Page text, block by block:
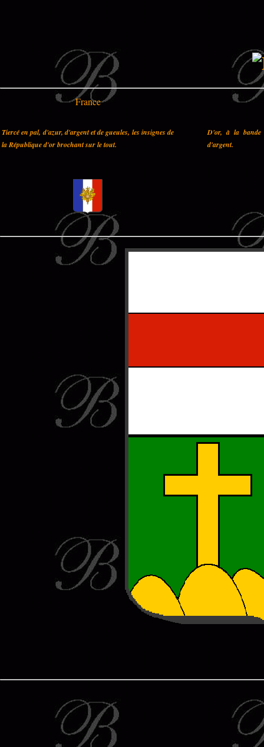
France
Tiercé en pal, d'azur, d'argent et de gueules, les insignes de
la République d'or brochant sur le tout.
D'or, à la bande
d'argent.